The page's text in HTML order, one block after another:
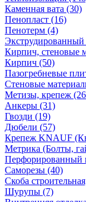
Каменная вата (30)
Пенопласт (16)
Пенотерм (4)
Кирпич, стеновые
Кирпич (50)
Пазогребневые
Стеновые
Метизы, крепеж
Анкеры (31)
Гвозди (19)
Дюбели (57)
Крепеж KNAUF
Метрика (Болты,
Перфорированный
Саморезы (40)
Скоба
Шурупы (7)